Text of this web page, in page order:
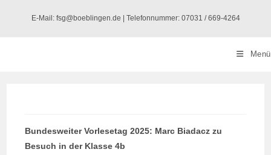
E-Mail: fsg@boeblingen.de | Telefonnummer: 07031 / 669-4264
Menü
Bundesweiter Vorlesetag 2025: Marc Biadacz zu
Besuch in der Klasse 4b